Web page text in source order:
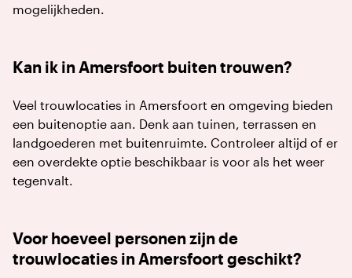
mogelijkheden.
Kan ik in Amersfoort buiten trouwen?
Veel trouwlocaties in Amersfoort en omgeving bieden
een buitenoptie aan. Denk aan tuinen, terrassen en
landgoederen met buitenruimte. Controleer altijd of er
een overdekte optie beschikbaar is voor als het weer
tegenvalt.
Voor hoeveel personen zijn de
trouwlocaties in Amersfoort geschikt?